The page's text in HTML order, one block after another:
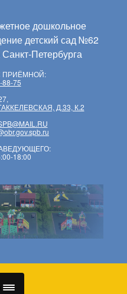
дошкольное
детский сад №62
Петербурга
ПРИЁМНОЙ:
88-75
Д.33, К.2
18:00